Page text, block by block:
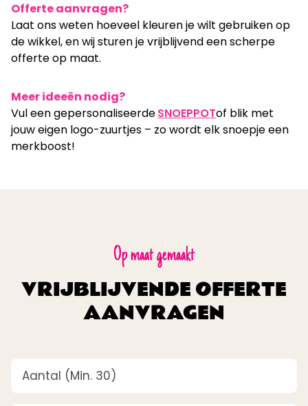
Offerte aanvragen?
Laat ons weten hoeveel kleuren je wilt gebruiken op
de wikkel, en wij sturen je vrijblijvend een scherpe
offerte op maat.
Meer ideeën nodig?
Vul een gepersonaliseerdeSNOEPPOTof blik met
jouw eigen logo-zuurtjes – zo wordt elk snoepje een
merkboost!
Op maat gemaakt
VRIJBLIJVENDE OFFERTE
AANVRAGEN
(Vereist)